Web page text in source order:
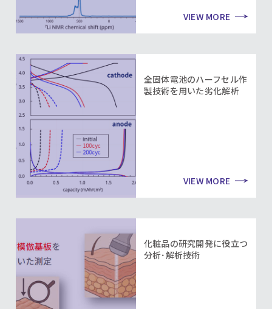
VIEW MORE
全固体電池のハーフセル作
製技術を用いた劣化解析
VIEW MORE
化粧品の研究開発に役立つ
分析･解析技術